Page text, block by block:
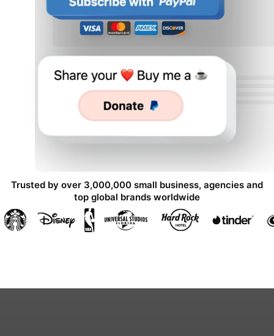
Trusted by over 3,000,000 small business, agencies and
top global brands worldwide